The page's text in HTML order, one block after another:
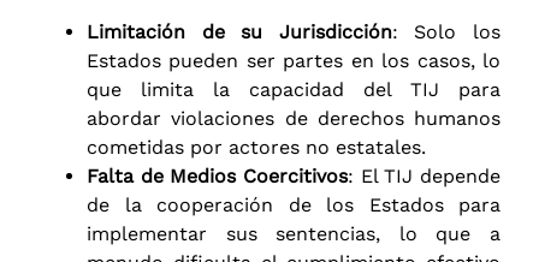
Limitación de su Jurisdicción: Solo los
Estados pueden ser partes en los casos, lo
que limita la capacidad del TIJ para
abordar violaciones de derechos humanos
cometidas por actores no estatales.
Falta de Medios Coercitivos: El TIJ depende
de la cooperación de los Estados para
implementar sus sentencias, lo que a